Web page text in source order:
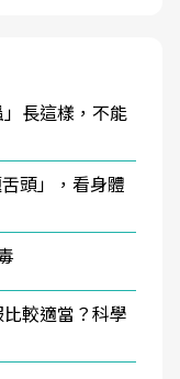
長這樣，不能
頭」，看身體
較適當？科學